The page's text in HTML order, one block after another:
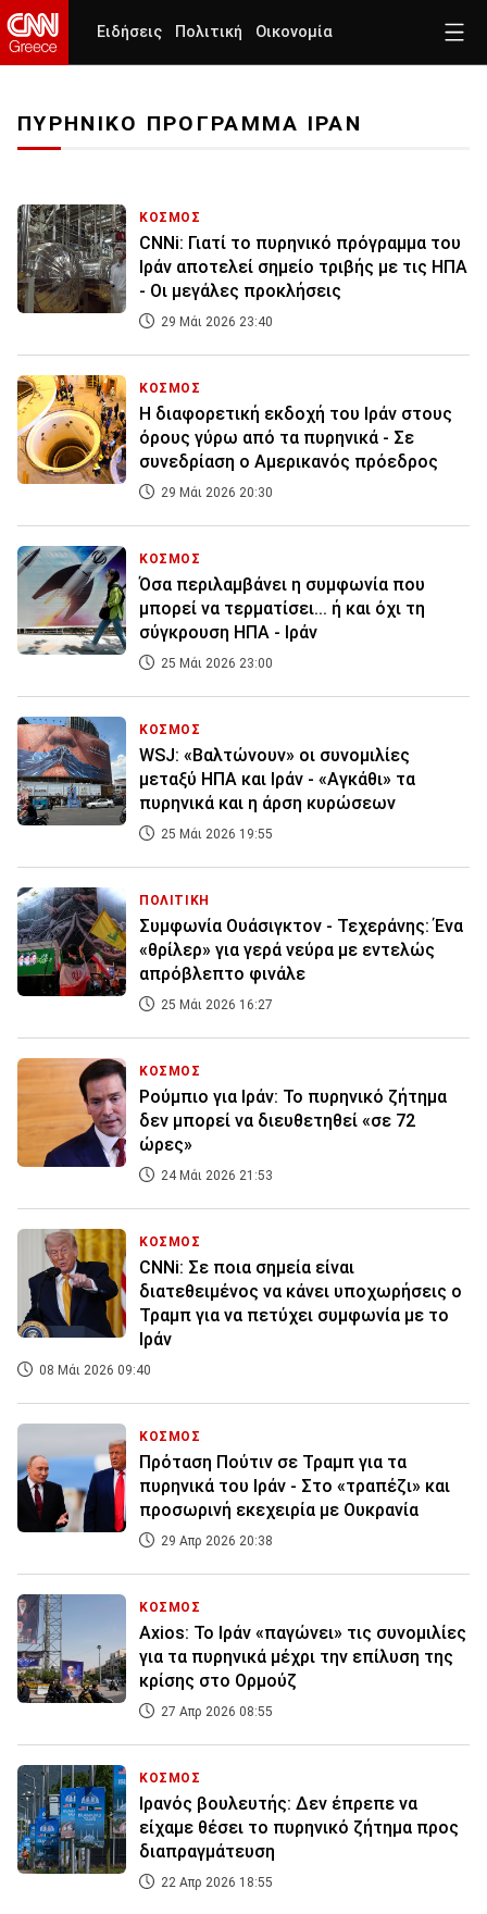
Ειδήσεις Πολιτική Οικονομία
ΠΥΡΗΝΙΚΟ ΠΡΟΓΡΑΜΜΑ ΙΡΑΝ
ΚΟΣΜΟΣ
CNNi: Γιατί το πυρηνικό πρόγραμμα του
Ιράν αποτελεί σημείο τριβής με τις ΗΠΑ
- Οι μεγάλες προκλήσεις
29 Μάι 2026 23:40
ΚΟΣΜΟΣ
Η διαφορετική εκδοχή του Ιράν στους
όρους γύρω από τα πυρηνικά - Σε
συνεδρίαση ο Αμερικανός πρόεδρος
29 Μάι 2026 20:30
ΚΟΣΜΟΣ
Όσα περιλαμβάνει η συμφωνία που
μπορεί να τερματίσει... ή και όχι τη
σύγκρουση ΗΠΑ - Ιράν
25 Μάι 2026 23:00
ΚΟΣΜΟΣ
WSJ: «Βαλτώνουν» οι συνομιλίες
μεταξύ ΗΠΑ και Ιράν - «Αγκάθι» τα
πυρηνικά και η άρση κυρώσεων
25 Μάι 2026 19:55
ΠΟΛΙΤΙΚΗ
Συμφωνία Ουάσιγκτον - Τεχεράνης: Ένα
«θρίλερ» για γερά νεύρα με εντελώς
απρόβλεπτο φινάλε
25 Μάι 2026 16:27
ΚΟΣΜΟΣ
Ρούμπιο για Ιράν: Το πυρηνικό ζήτημα
δεν μπορεί να διευθετηθεί «σε 72
ώρες»
24 Μάι 2026 21:53
ΚΟΣΜΟΣ
CNNi: Σε ποια σημεία είναι
διατεθειμένος να κάνει υποχωρήσεις ο
Τραμπ για να πετύχει συμφωνία με το
Ιράν
08 Μάι 2026 09:40
ΚΟΣΜΟΣ
Πρόταση Πούτιν σε Τραμπ για τα
πυρηνικά του Ιράν - Στο «τραπέζι» και
προσωρινή εκεχειρία με Ουκρανία
29 Απρ 2026 20:38
ΚΟΣΜΟΣ
Axios: Το Ιράν «παγώνει» τις συνομιλίες
για τα πυρηνικά μέχρι την επίλυση της
κρίσης στο Ορμούζ
27 Απρ 2026 08:55
ΚΟΣΜΟΣ
Ιρανός βουλευτής: Δεν έπρεπε να
είχαμε θέσει το πυρηνικό ζήτημα προς
διαπραγμάτευση
22 Απρ 2026 18:55